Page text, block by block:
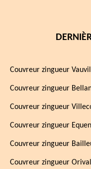
Couvreur zingueur
Couvreur zingueur
Couvreur zingueur
Couvreur zingueur
Couvreur zingueur
Couvreur zingueur Orival